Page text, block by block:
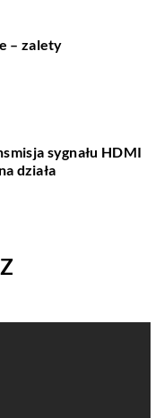
– zalety
sygnału HDMI
działa